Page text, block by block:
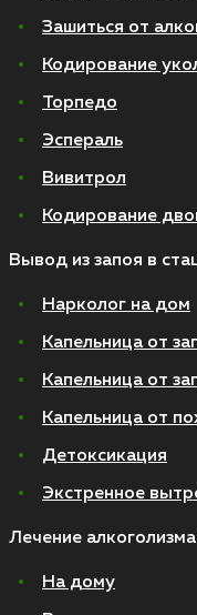
Зашиться от
Кодирование
Торпедо
Эспераль
Вивитрол
Кодирование
Вывод из запоя в
Нарколог на дом
Капельница от
Капельница от
Капельница от
Детоксикация
Экстренное
Лечение
На дому